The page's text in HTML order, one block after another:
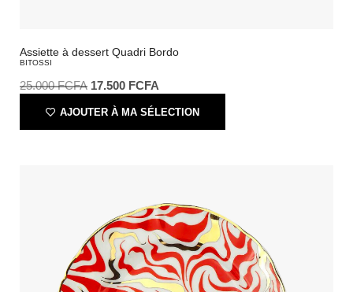
Assiette à dessert Quadri Bordo
BITOSSI
25.000FCFA 17.500 FCFA
AJOUTER À MA SÉLECTION